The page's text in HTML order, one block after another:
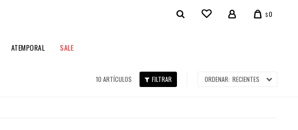
ATEMPORAL SALE
$0
10 ARTÍCULOS RECIENTES